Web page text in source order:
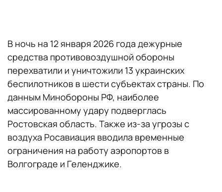
В ночь на 12 января 2026 года дежурные
средства противовоздушной обороны
перехватили и уничтожили 13 украинских
беспилотников в шести субъектах страны. По
данным Минобороны РФ, наиболее
массированному удару подверглась
Ростовская область. Также из-за угрозы с
воздуха Росавиация вводила временные
ограничения на работу аэропортов в
Волгограде и Геленджике.